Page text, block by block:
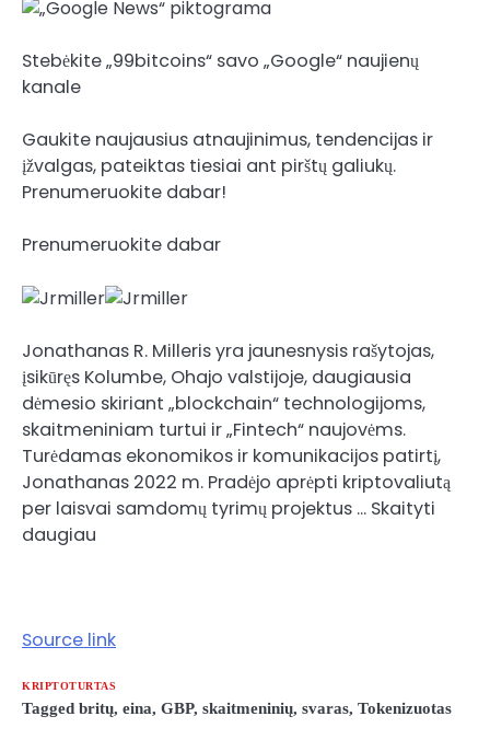
Stebėkite „99bitcoins“ savo „Google“ naujienų
kanale
Gaukite naujausius atnaujinimus, tendencijas ir
įžvalgas, pateiktas tiesiai ant pirštų galiukų.
Prenumeruokite dabar!
Prenumeruokite dabar
Jonathanas R. Milleris yra jaunesnysis rašytojas,
įsikūręs Kolumbe, Ohajo valstijoje, daugiausia
dėmesio skiriant „blockchain“ technologijoms,
skaitmeniniam turtui ir „Fintech“ naujovėms.
Turėdamas ekonomikos ir komunikacijos patirtį,
Jonathanas 2022 m. Pradėjo aprėpti kriptovaliutą
per laisvai samdomų tyrimų projektus … Skaityti
daugiau
Source link
KRIPTOTURTAS
Tagged britų, eina, GBP, skaitmeninių, svaras, Tokenizuotas